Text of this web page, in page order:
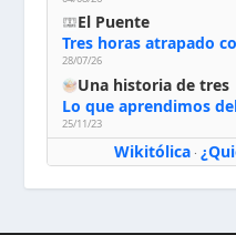
El Puente
Tres horas atrapado
28/07/26
Una historia de tres
Lo que aprendimos
25/11/23
Wikitólica·